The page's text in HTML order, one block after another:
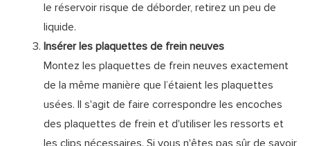
le réservoir risque de déborder, retirez un peu de
liquide.
Insérer les plaquettes de frein neuves
Montez les plaquettes de frein neuves exactement
de la même manière que l’étaient les plaquettes
usées. Il s'agit de faire correspondre les encoches
des plaquettes de frein et d'utiliser les ressorts et
les clips nécessaires. Si vous n'êtes pas sûr de savoir